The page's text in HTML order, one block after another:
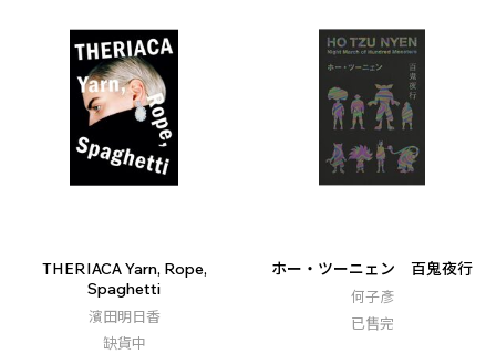
THERIACA Yarn, Rope,
Spaghetti
濱田明日香
缺貨中
ホー・ツーニェン 百鬼夜行
何子彥
已售完